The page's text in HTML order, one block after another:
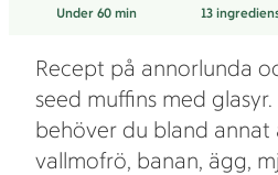
Under 60 min 13
Recept på annorlunda
seed muffins med
behöver du bland annat
vallmofrö, banan, ägg,